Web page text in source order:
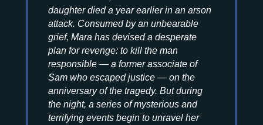
daughter died a year earlier in an arson
attack. Consumed by an unbearable
grief, Mara has devised a desperate
plan for revenge: to kill the man
responsible — a former associate of
Sam who escaped justice — on the
anniversary of the tragedy. But during
the night, a series of mysterious and
terrifying events begin to unravel her